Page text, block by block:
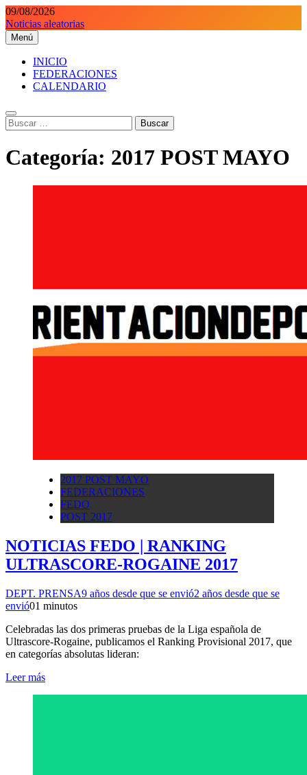
Saltar
al
contenido
09/08/2026
Noticias aleatorias
Orientaciondeportiva.es
Conoce el deporte de la Orientación Deportiva a través de nuestra
web.
Menú
INICIO
FEDERACIONES
CALENDARIO
Buscar:
Categoría: 2017 POST MAYO
2017 POST MAYO
FEDERACIONES
FEDO
POST 2017
NOTICIAS FEDO | RANKING
ULTRASCORE-ROGAINE 2017
DEPT. PRENSA9 años desde que se envió2 años desde que se
envió01 minutos
Celebradas las dos primeras pruebas de la Liga española de
Ultrascore-Rogaine, publicamos el Ranking Provisional 2017, que
en categorías absolutas lideran:
Leer más